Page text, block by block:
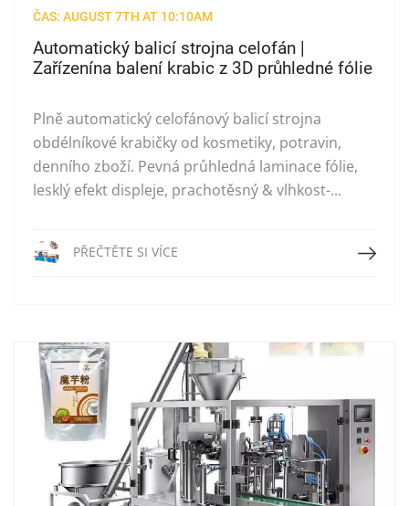
ČAS: AUGUST 7TH AT 10:10AM
Automatický balicí strojna celofán |
Zařízenína balení krabic z 3D průhledné fólie
Plně automatický celofánový balicí strojna
obdélníkové krabičky od kosmetiky, potravin,
denního zboží. Pevná průhledná laminace fólie,
lesklý efekt displeje, prachotěsný & vlhkost-...
PŘEČTĚTE SI VÍCE Přečtěte si více